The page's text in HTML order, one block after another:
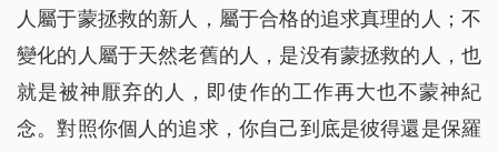
人屬于蒙拯救的新人，屬于合格的追求真理的人；不
變化的人屬于天然老舊的人，是没有蒙拯救的人，也
就是被神厭弃的人，即使作的工作再大也不蒙神紀
念。對照你個人的追求，你自己到底是彼得還是保羅